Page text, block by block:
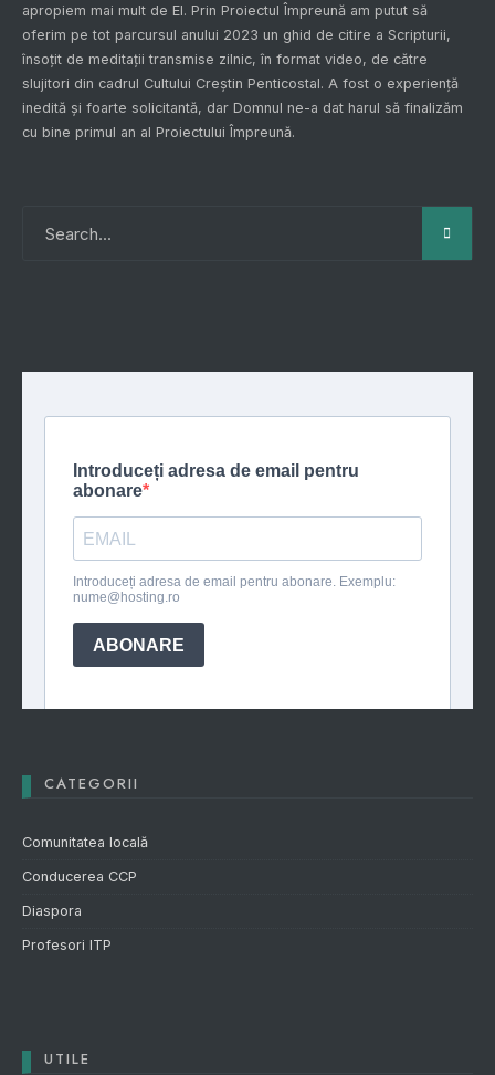
apropiem mai mult de El. Prin Proiectul Împreună am putut să
oferim pe tot parcursul anului 2023 un ghid de citire a Scripturii,
însoțit de meditații transmise zilnic, în format video, de către
slujitori din cadrul Cultului Creștin Penticostal. A fost o experiență
inedită și foarte solicitantă, dar Domnul ne-a dat harul să finalizăm
cu bine primul an al Proiectului Împreună.
CATEGORII
Comunitatea locală
Conducerea CCP
Diaspora
Profesori ITP
UTILE